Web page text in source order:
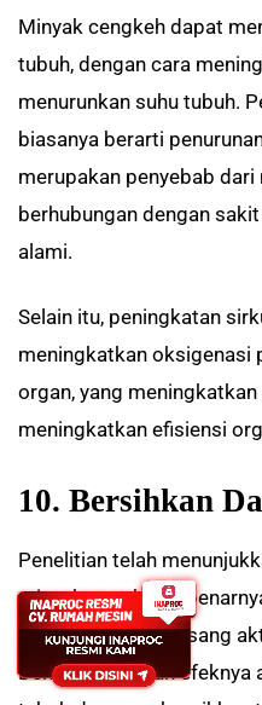
Minyak cengkeh dapat
tubuh, dengan cara
menurunkan suhu tubuh.
biasanya berarti
merupakan penyebab
berhubungan dengan
alami.
Selain itu, peningkatan
meningkatkan oksigenasi
organ, yang
meningkatkan efisiensi
10. Bersihkan
Penelitian telah
minyak cengkih
darah, dan merangsang
Dengan demikian